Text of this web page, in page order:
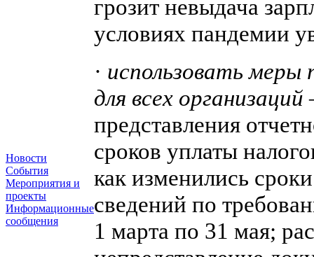
Новости
События
Мероприятия и
проекты
Информационные
сообщения
грозит невыдача
условиях пандемии
· использовать
для всех
представления
сроков уплаты
как изменились
сведений по
1 марта по 31 мая;